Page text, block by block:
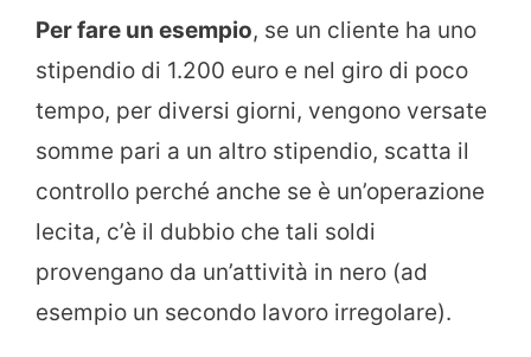
Per fare un esempio, se un cliente ha uno
stipendio di 1.200 euro e nel giro di poco
tempo, per diversi giorni, vengono versate
somme pari a un altro stipendio, scatta il
controllo perché anche se è un’operazione
lecita, c’è il dubbio che tali soldi
provengano da un’attività in nero (ad
esempio un secondo lavoro irregolare).